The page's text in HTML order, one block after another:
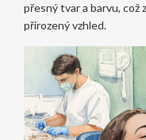
přesný tvar a barvu,
přirozený vzhled.